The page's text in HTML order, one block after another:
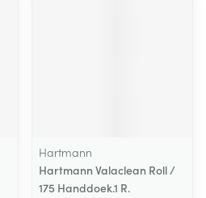
Hartmann
Hartmann Valaclean Roll /
175 Handdoek.1 R.